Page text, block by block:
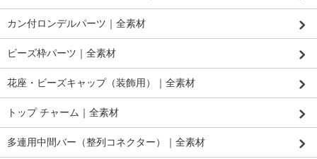
カン付ロンデルパーツ｜全素材
ビーズ枠パーツ｜全素材
花座・ビーズキャップ（装飾用）｜全素材
トップ チャーム｜全素材
多連用中間バー（整列コネクター）｜全素材